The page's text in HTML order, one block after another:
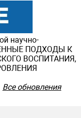
научно-
ПОДХОДЫ К
ВОСПИТАНИЯ,
Все обновления